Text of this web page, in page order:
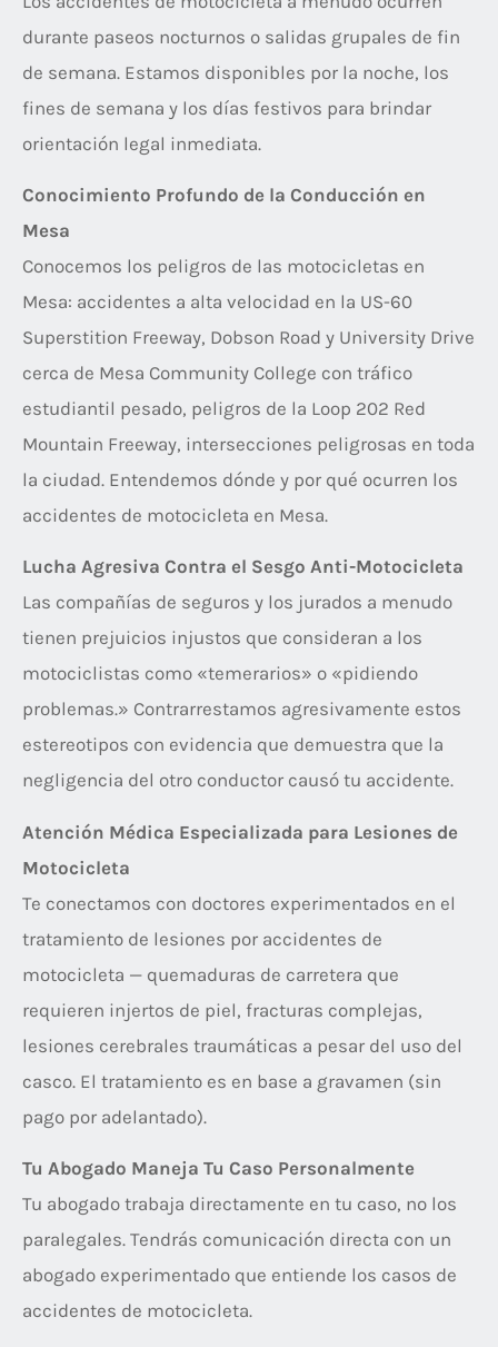
durante paseos nocturnos o salidas grupales de fin
de semana. Estamos disponibles por la noche, los
fines de semana y los días festivos para brindar
orientación legal inmediata.
Conocimiento Profundo de la Conducción en
Mesa
Conocemos los peligros de las motocicletas en
Mesa: accidentes a alta velocidad en la US-60
Superstition Freeway, Dobson Road y University Drive
cerca de Mesa Community College con tráfico
estudiantil pesado, peligros de la Loop 202 Red
Mountain Freeway, intersecciones peligrosas en toda
la ciudad. Entendemos dónde y por qué ocurren los
accidentes de motocicleta en Mesa.
Lucha Agresiva Contra el Sesgo Anti-Motocicleta
Las compañías de seguros y los jurados a menudo
tienen prejuicios injustos que consideran a los
motociclistas como «temerarios» o «pidiendo
problemas.» Contrarrestamos agresivamente estos
estereotipos con evidencia que demuestra que la
negligencia del otro conductor causó tu accidente.
Atención Médica Especializada para Lesiones de
Motocicleta
Te conectamos con doctores experimentados en el
tratamiento de lesiones por accidentes de
motocicleta — quemaduras de carretera que
requieren injertos de piel, fracturas complejas,
lesiones cerebrales traumáticas a pesar del uso del
casco. El tratamiento es en base a gravamen (sin
pago por adelantado).
Tu Abogado Maneja Tu Caso Personalmente
Tu abogado trabaja directamente en tu caso, no los
paralegales. Tendrás comunicación directa con un
abogado experimentado que entiende los casos de
accidentes de motocicleta.